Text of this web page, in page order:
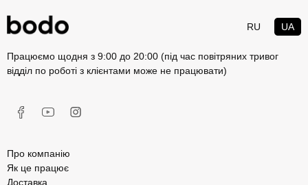
RU UA
Працюємо щодня з 9:00 до 20:00 (під час повітряних тривог
відділ по роботі з клієнтами може не працювати)
Про компанію
Як це працює
Доставка